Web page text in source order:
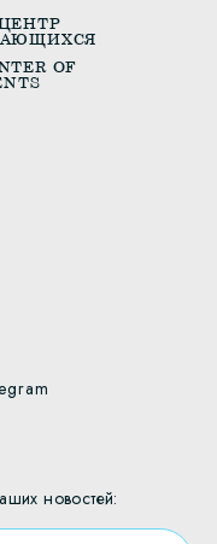
OF
новостей: